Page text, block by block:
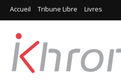
Accueil Tribune Libre Livres